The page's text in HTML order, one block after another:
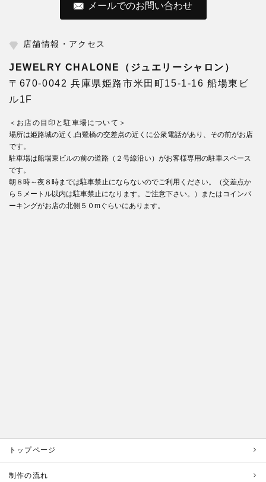
メールでのお問い合わせ
店舗情報・アクセス
JEWELRY CHALONE（ジュエリーシャロン）
〒670-0042 兵庫県姫路市米田町15-1-16 船場東ビ
ル1F
＜お店の目印と駐車場について＞
場所は姫路城の近く,白鷺橋の交差点の近くに公衆電話があり、その前がお店
です。
駐車場は船場東ビルの前の道路（２号線沿い）がお客様専用の駐車スペース
です。
朝８時～夜８時までは駐車禁止にならないのでご利用ください。（交差点か
ら５メートル以内は駐車禁止になります。ご注意下さい。）またはコインパ
ーキングがお店の北側５０mぐらいにあります。
トップページ
制作の流れ